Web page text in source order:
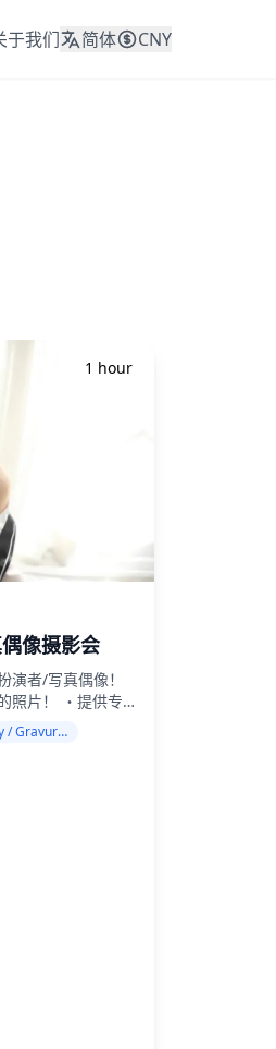
于我们 简体 CNY
1 hour
像摄影会
者/写真偶像！
照片！ ・提供专
初学者！无需担
同，无需担心语
类型的摄影会：
Cosplay / Gravure / Portrait